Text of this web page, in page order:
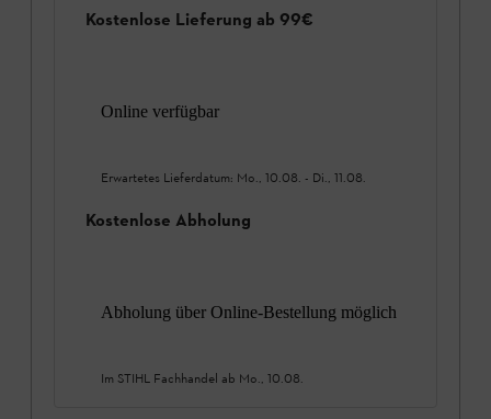
Kostenlose Lieferung ab 99€
Online verfügbar
Erwartetes Lieferdatum: Mo., 10.08. - Di., 11.08.
Kostenlose Abholung
Abholung über Online-Bestellung möglich
Im STIHL Fachhandel ab Mo., 10.08.